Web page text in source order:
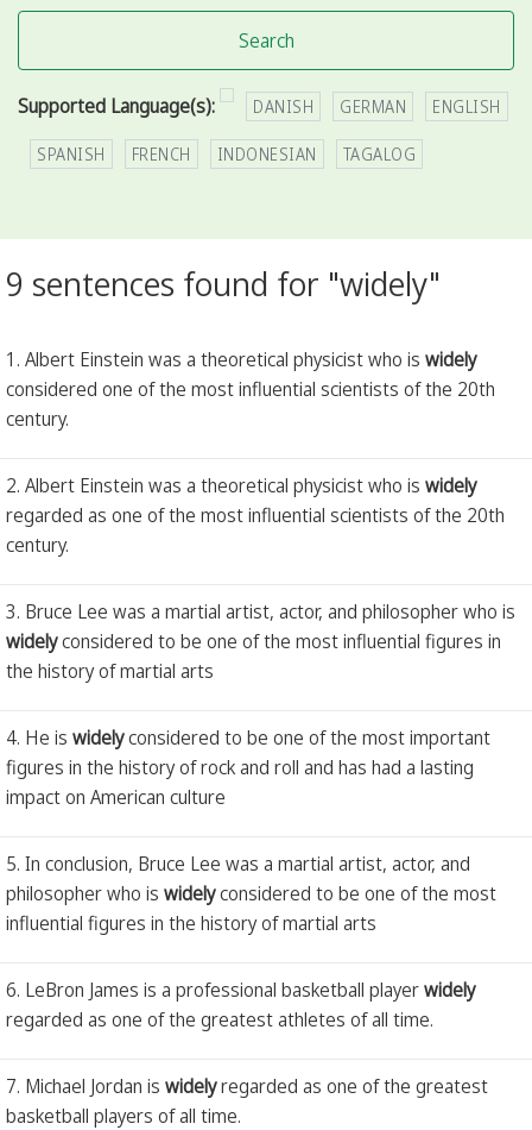
Search
Supported Language(s): DANISH GERMAN ENGLISH
SPANISH FRENCH INDONESIAN TAGALOG
9 sentences found for "widely"
1. Albert Einstein was a theoretical physicist who is widely
considered one of the most influential scientists of the 20th
century.
2. Albert Einstein was a theoretical physicist who is widely
regarded as one of the most influential scientists of the 20th
century.
3. Bruce Lee was a martial artist, actor, and philosopher who is
widelyconsidered to be one of the most influential figures in
the history of martial arts
4. He is widelyconsidered to be one of the most important
figures in the history of rock and roll and has had a lasting
impact on American culture
5. In conclusion, Bruce Lee was a martial artist, actor, and
philosopher who is widelyconsidered to be one of the most
influential figures in the history of martial arts
6. LeBron James is a professional basketball playerwidely
regarded as one of the greatest athletes of all time.
7. Michael Jordan is widelyregarded as one of the greatest
basketball players of all time.